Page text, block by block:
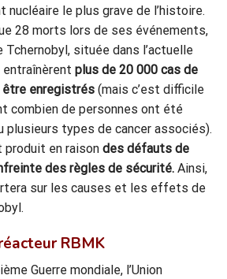
nucléaire le plus grave de l’histoire.
28 morts lors de ses événements,
située dans l’actuelle
entraînèrent plus de 20 000 cas de
être enregistrés (mais c’est difficile
combien de personnes ont été
types de cancer associés).
produit en raison des défauts de
des règles de sécurité. Ainsi,
sur les causes et les effets de
RBMK
Guerre mondiale, l’Union